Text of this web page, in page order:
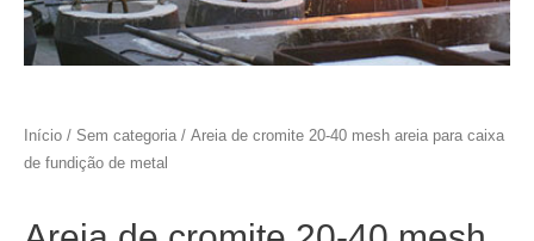
Início / Sem categoria / Areia de cromite 20-40 mesh areia para caixa
de fundição de metal